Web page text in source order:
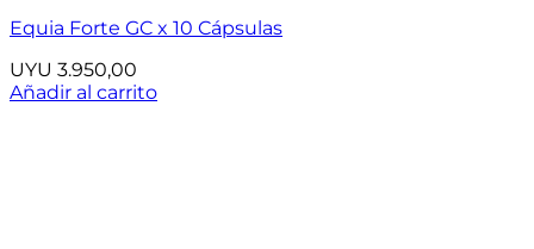
Equia Forte GC x 10 Cápsulas
UYU 3.950,00
Añadir al carrito